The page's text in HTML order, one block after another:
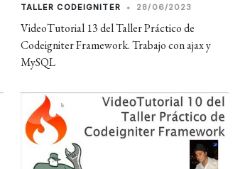
TALLER CODEIGNITER • 28/06/2023
VideoTutorial 13 del Taller Práctico de
Codeigniter Framework. Trabajo con ajax y
MySQL